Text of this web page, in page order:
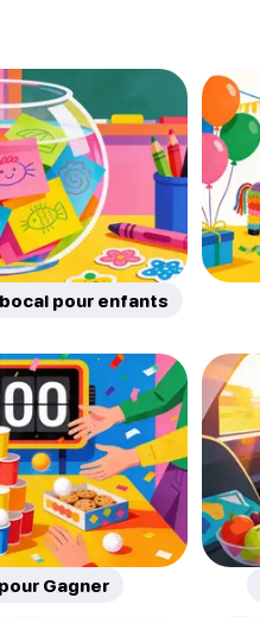
pour enfants
Gagner